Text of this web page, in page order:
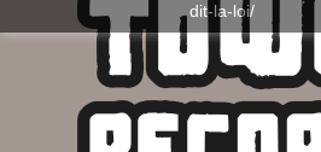
dit-la-loi/